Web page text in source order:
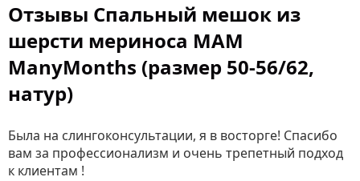
Отзывы Спальный мешок из
шерсти мериноса MAM
ManyMonths (размер 50-56/62,
натур)
Была на слингоконсультации, я в восторге! Спасибо
вам за профессионализм и очень трепетный подход
к клиентам !